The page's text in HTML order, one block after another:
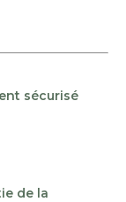
sécurisé
de la